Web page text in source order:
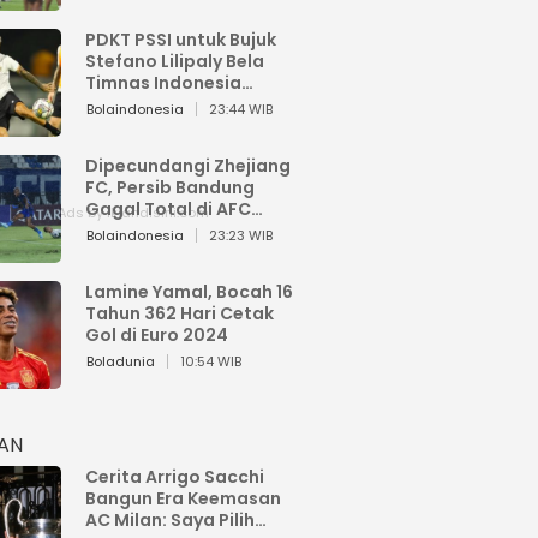
PDKT PSSI untuk Bujuk
Stefano Lilipaly Bela
Timnas Indonesia
Berakhir Berantakan
Bolaindonesia 23:44 WIB
Dipecundangi Zhejiang
FC, Persib Bandung
Gagal Total di AFC
Champions League Two
Bolaindonesia 23:23 WIB
Lamine Yamal, Bocah 16
Tahun 362 Hari Cetak
Gol di Euro 2024
Boladunia 10:54 WIB
Cerita Arrigo Sacchi
Bangun Era Keemasan
AC Milan: Saya Pilih